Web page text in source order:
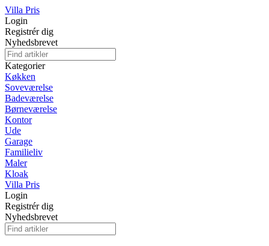
Villa Pris
Login
Registrér dig
Nyhedsbrevet
Kategorier
Køkken
Soveværelse
Badeværelse
Børneværelse
Kontor
Ude
Garage
Familieliv
Maler
Kloak
Villa Pris
Login
Registrér dig
Nyhedsbrevet